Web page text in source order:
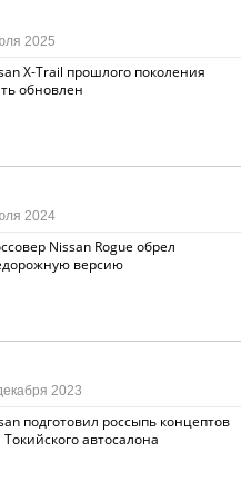
X-Trail прошлого поколения
обновлен
2025
Nissan Rogue обрел
версию
2024
подготовил россыпь концептов
Токийского автосалона
2023